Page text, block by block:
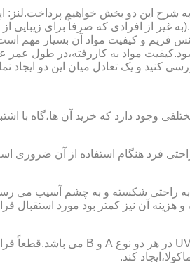
این دو بخش خواهیم
از افرادی که صرفاً برای
فریم و کیفیت مواد آن بسیار
مواد به کاررفته،در طول عمر
و یک تعادل میان این دو ایجاد
وجود دارد که خرید آن ها،گاه
فرد هنگام استفاده از آن ضروری
آن نیز کمتر بود مورد استقبال
کند.